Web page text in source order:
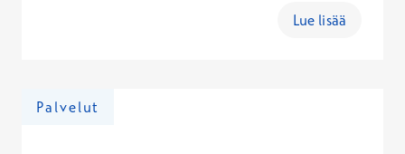
raskausviikolla. Tutkimuksen hinta on alk. 347,30
Lue lisää
Palvelut